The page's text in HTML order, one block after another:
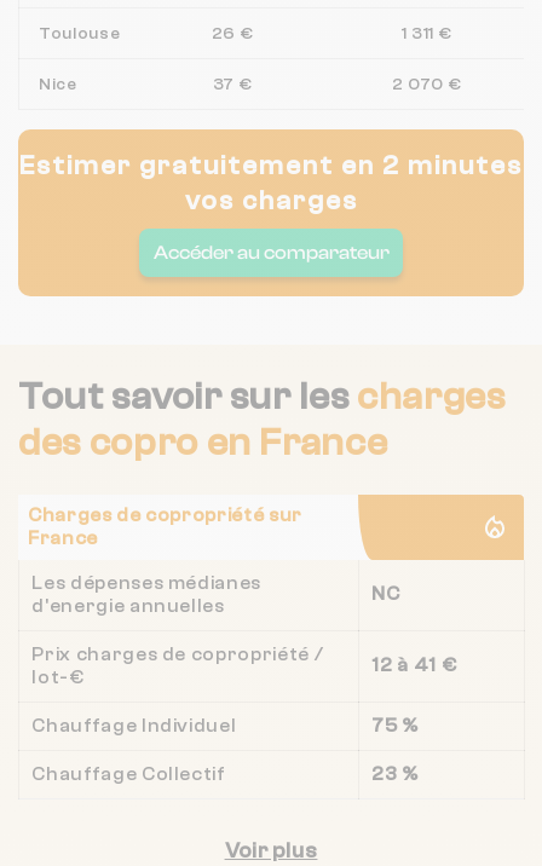
Toulouse 26 € 1 311 €
Nice 37 € 2 070 €
Estimer gratuitement en 2 minutes
vos charges
Accéder au comparateur
Tout savoir sur lescharges
des coproen France
Charges de copropriété sur
France
Les dépenses médianes
d'energie annuelles
NC
Prix charges de copropriété /
lot-€
12 à 41 €
Chauffage Individuel 75 %
Chauffage Collectif 23 %
Voir plus